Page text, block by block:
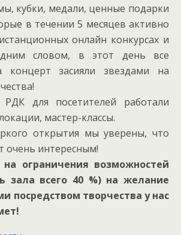
кубки, медали, ценные подарки
в течении 5 месяцев активно
онлайн конкурсах и
словом, в этот день все
засияли звездами на
для посетителей работали
мастер-классы.
открытия мы уверены, что
очень интересным!
на ограничения возможностей
зала всего 40 %) на желание
посредством творчества у нас